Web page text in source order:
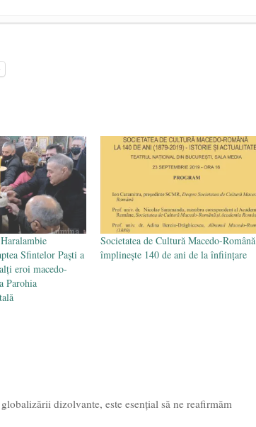
Volodymyr Zelensky
Goga, înlăturat din Iași
Sfintelor Paşti a
eroi macedo-
Parohia
Societatea de Cultură Macedo-Română
împlinește 140 de ani de la înființare
dizolvante, este esențial să ne reafirmăm